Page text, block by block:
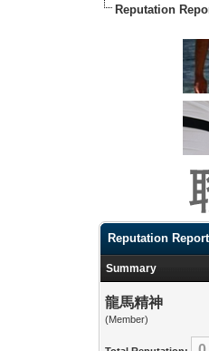
Reputation
Reputation
Summary
龍馬精神
(Member)